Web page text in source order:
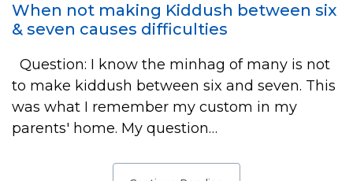
When not making Kiddush between six
& seven causes difficulties
Question: I know the minhag of many is not
to make kiddush between six and seven. This
was what I remember my custom in my
parents' home. My question…